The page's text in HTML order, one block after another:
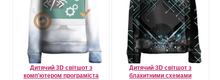
Дитячий 3D світшот з
комп'ютером програміста
Дитячий 3D світшот з
блакитними схемами